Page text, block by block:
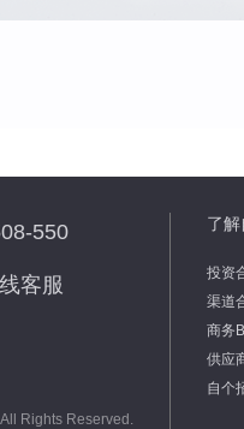
550
客服
Rights Reserved.
了
投资
渠道
商务
供应
自个